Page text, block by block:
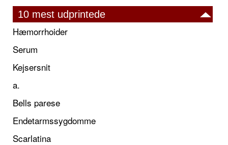
10 mest udprintede
Hæmorrhoider
Serum
Kejsersnit
a.
Bells parese
Endetarmssygdomme
Scarlatina